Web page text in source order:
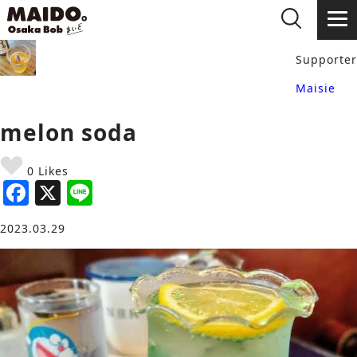
Supporter
Maisie
melon soda
0 Likes
F
a
c
e
b
o
o
X
e
2023.03.29